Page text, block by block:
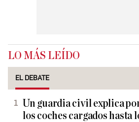
LO MÁS LEÍDO
EL DEBATE
Un guardia civil explica
los coches cargados hasta